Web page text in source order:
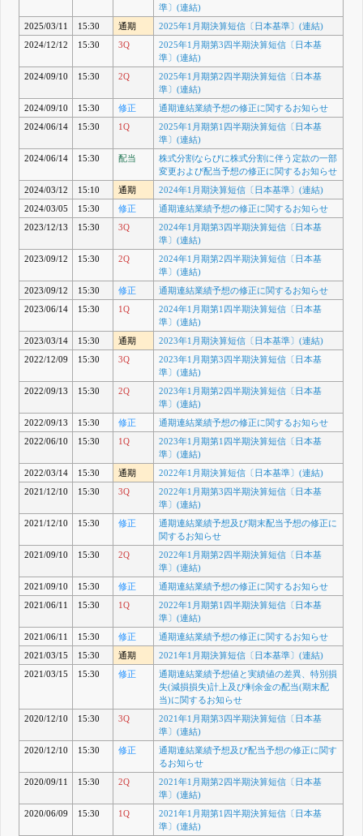
準〕(連結)
2025/03/11
15:30 通期
2025年1月期決算短信〔日本基準〕(連結)
2024/12/12
15:30 3Q
2025年1月期第3四半期決算短信〔日本基
準〕(連結)
2024/09/10
15:30 2Q
2025年1月期第2四半期決算短信〔日本基
準〕(連結)
2024/09/10
15:30 修正
通期連結業績予想の修正に関するお知らせ
2024/06/14
15:30 1Q
2025年1月期第1四半期決算短信〔日本基
準〕(連結)
2024/06/14
15:30 配当
株式分割ならびに株式分割に伴う定款の一部
変更および配当予想の修正に関するお知らせ
2024/03/12
15:10 通期
2024年1月期決算短信〔日本基準〕(連結)
2024/03/05
15:30 修正
通期連結業績予想の修正に関するお知らせ
2023/12/13
15:30 3Q
2024年1月期第3四半期決算短信〔日本基
準〕(連結)
2023/09/12
15:30 2Q
2024年1月期第2四半期決算短信〔日本基
準〕(連結)
2023/09/12
15:30 修正
通期連結業績予想の修正に関するお知らせ
2023/06/14
15:30 1Q
2024年1月期第1四半期決算短信〔日本基
準〕(連結)
2023/03/14
15:30 通期
2023年1月期決算短信〔日本基準〕(連結)
2022/12/09
15:30 3Q
2023年1月期第3四半期決算短信〔日本基
準〕(連結)
2022/09/13
15:30 2Q
2023年1月期第2四半期決算短信〔日本基
準〕(連結)
2022/09/13
15:30 修正
通期連結業績予想の修正に関するお知らせ
2022/06/10
15:30 1Q
2023年1月期第1四半期決算短信〔日本基
準〕(連結)
2022/03/14
15:30 通期
2022年1月期決算短信〔日本基準〕(連結)
2021/12/10
15:30 3Q
2022年1月期第3四半期決算短信〔日本基
準〕(連結)
2021/12/10
15:30 修正
通期連結業績予想及び期末配当予想の修正に
関するお知らせ
2021/09/10
15:30 2Q
2022年1月期第2四半期決算短信〔日本基
準〕(連結)
2021/09/10
15:30 修正
通期連結業績予想の修正に関するお知らせ
2021/06/11
15:30 1Q
2022年1月期第1四半期決算短信〔日本基
準〕(連結)
2021/06/11
15:30 修正
通期連結業績予想の修正に関するお知らせ
2021/03/15
15:30 通期
2021年1月期決算短信〔日本基準〕(連結)
2021/03/15
15:30 修正
通期連結業績予想値と実績値の差異、特別損
失(減損損失)計上及び剰余金の配当(期末配
当)に関するお知らせ
2020/12/10
15:30 3Q
2021年1月期第3四半期決算短信〔日本基
準〕(連結)
2020/12/10
15:30 修正
通期連結業績予想及び配当予想の修正に関す
るお知らせ
2020/09/11
15:30 2Q
2021年1月期第2四半期決算短信〔日本基
準〕(連結)
2020/06/09
15:30 1Q
2021年1月期第1四半期決算短信〔日本基
準〕(連結)